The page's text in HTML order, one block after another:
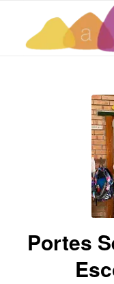
Portes